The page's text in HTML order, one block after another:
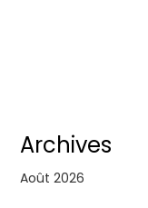
Archives
Août 2026